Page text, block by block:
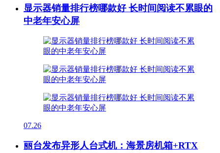
显示器销量排行榜哪款好 长时间阅读不累眼的
中老年安心屏
07.26
丽台发布异形人台式机：海景房机箱+RTX